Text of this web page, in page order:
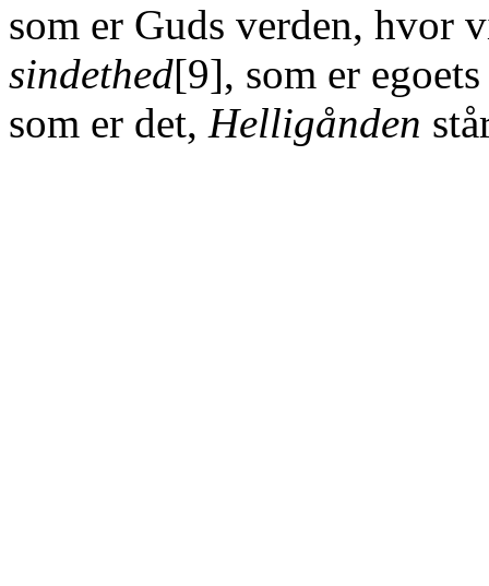
som er Guds verden, hvor
sindethed[9], som er
som er det, Helligånden